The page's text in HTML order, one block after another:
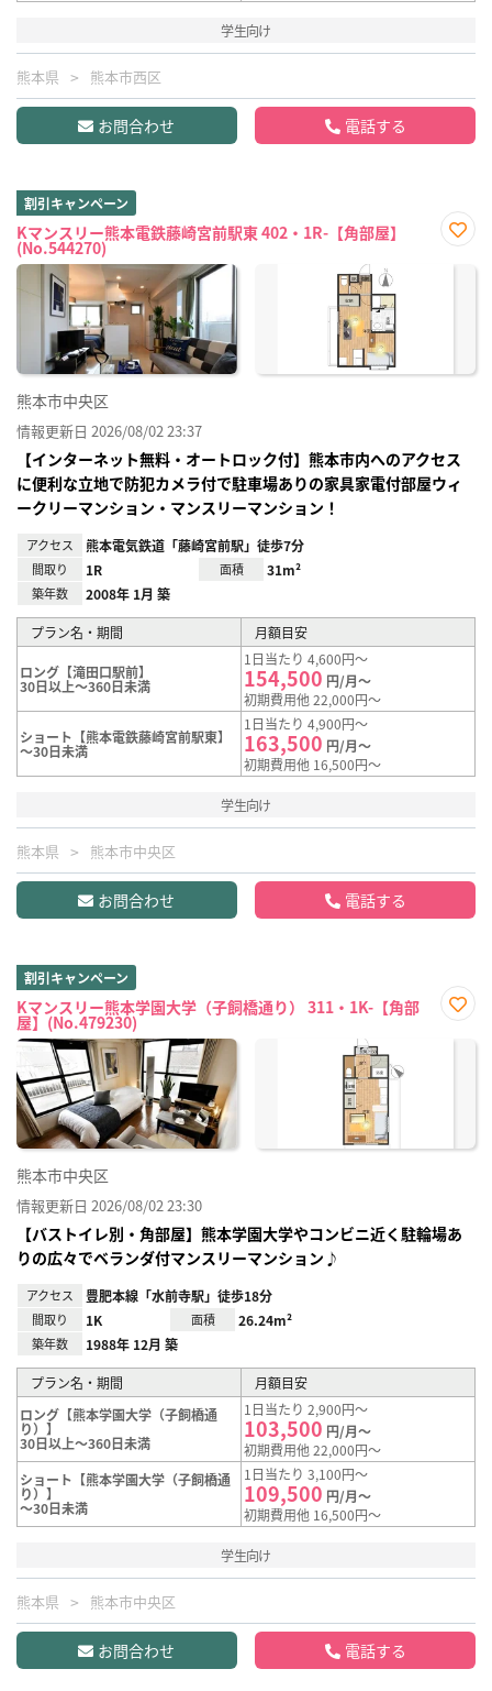
学生向け
熊本県 熊本市西区
お問合わせ 電話する
割引キャンペーン
Kマンスリー熊本電鉄藤崎宮前駅東 402・1R-【角部屋】
(No.544270)
に入
熊本市中央区
情報更新日 2026/08/02 23:37
【インターネット無料・オートロック付】熊本市内へのアクセス
に便利な立地で防犯カメラ付で駐車場ありの家具家電付部屋ウィ
ークリーマンション・マンスリーマンション！
アクセス 熊本電気鉄道「藤崎宮前駅」徒歩7分
間取り 1R 面積 31m²
築年数 2008年 1月 築
プラン名・期間 月額目安
ロング【滝田口駅前】
30日以上～360日未満
1日当たり 4,600円～
154,500 円/月～
初期費用他 22,000円～
ショート【熊本電鉄藤崎宮前駅東】
～30日未満
1日当たり 4,900円～
163,500 円/月～
初期費用他 16,500円～
学生向け
熊本県 熊本市中央区
お問合わせ 電話する
割引キャンペーン
Kマンスリー熊本学園大学（子飼橋通り） 311・1K-【角部
屋】(No.479230)
に入
熊本市中央区
情報更新日 2026/08/02 23:30
【バストイレ別・角部屋】熊本学園大学やコンビニ近く駐輪場あ
りの広々でベランダ付マンスリーマンション♪
アクセス 豊肥本線「水前寺駅」徒歩18分
間取り 1K 面積 26.24m²
築年数 1988年 12月 築
プラン名・期間
月額目安
ロング【熊本学園大学（子飼橋通
り）】
30日以上～360日未満
1日当たり 2,900円～
103,500 円/月～
初期費用他 22,000円～
ショート【熊本学園大学（子飼橋通
り）】
～30日未満
1日当たり 3,100円～
109,500 円/月～
初期費用他 16,500円～
学生向け
熊本県 熊本市中央区
お問合わせ 電話する